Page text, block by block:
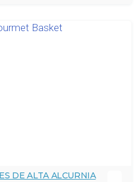
DE ALTA ALCURNIA